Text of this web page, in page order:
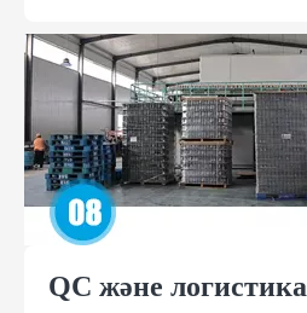
QC және логистика